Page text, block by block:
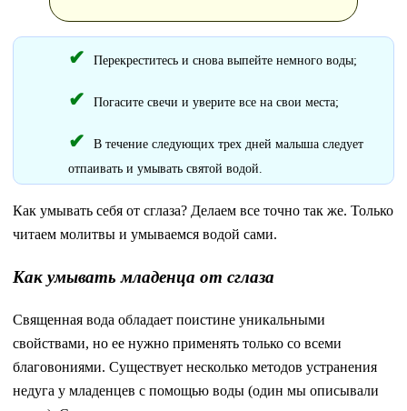
Перекреститесь и снова выпейте немного воды;
Погасите свечи и уверите все на свои места;
В течение следующих трех дней малыша следует
отпаивать и умывать святой водой.
Как умывать себя от сглаза? Делаем все точно так же. Только
читаем молитвы и умываемся водой сами.
Как умывать младенца от сглаза
Священная вода обладает поистине уникальными
свойствами, но ее нужно применять только со всеми
благовониями. Существует несколько методов устранения
недуга у младенцев с помощью воды (один мы описывали